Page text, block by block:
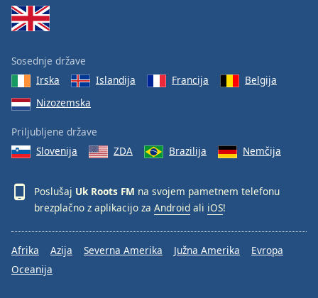
Family
Done
Dialog
dialog
Sosednje države
Irska
Islandija Francija
Belgija
Nizozemska
Priljubljene države
Slovenija
ZDA Brazilija Nemčija
Poslušaj Uk Roots FM na svojem pametnem telefonu
brezplačno z aplikacijo za Android ali iOS!
Afrika Azija Severna Amerika Južna Amerika
Evropa
Oceanija